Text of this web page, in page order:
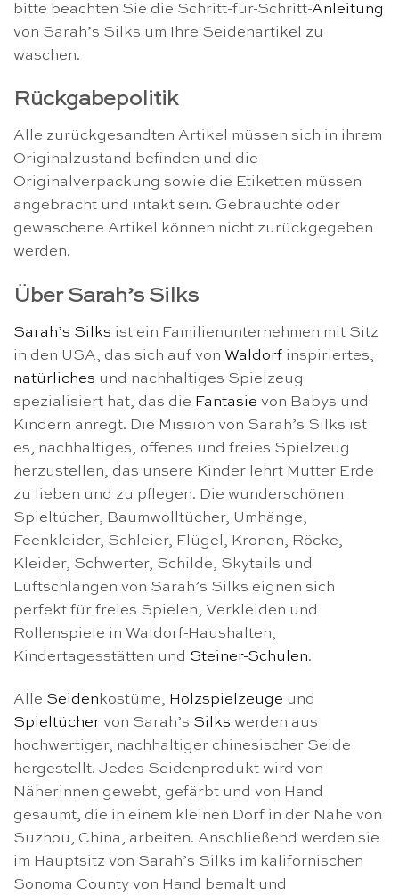
bitte beachten Sie die Schritt-für-Schritt-Anleitung
von Sarah’s Silks um Ihre Seidenartikel zu
waschen.
Rückgabepolitik
Alle zurückgesandten Artikel müssen sich in ihrem
Originalzustand befinden und die
Originalverpackung sowie die Etiketten müssen
angebracht und intakt sein. Gebrauchte oder
gewaschene Artikel können nicht zurückgegeben
werden.
Über Sarah’s Silks
Sarah’s Silks ist ein Familienunternehmen mit Sitz
in den USA, das sich auf von Waldorf inspiriertes,
natürliches und nachhaltiges Spielzeug
spezialisiert hat, das die Fantasie von Babys und
Kindern anregt. Die Mission von Sarah’s Silks ist
es, nachhaltiges, offenes und freies Spielzeug
herzustellen, das unsere Kinder lehrt Mutter Erde
zu lieben und zu pflegen. Die wunderschönen
Spieltücher, Baumwolltücher, Umhänge,
Feenkleider, Schleier, Flügel, Kronen, Röcke,
Kleider, Schwerter, Schilde, Skytails und
Luftschlangen von Sarah’s Silks eignen sich
perfekt für freies Spielen, Verkleiden und
Rollenspiele in Waldorf-Haushalten,
Kindertagesstätten und Steiner-Schulen.
Alle Seiden kostüme, Holzspielzeuge und
Spieltücher von Sarah’s Silks werden aus
hochwertiger, nachhaltiger chinesischer Seide
hergestellt. Jedes Seidenprodukt wird von
Näherinnen gewebt, gefärbt und von Hand
gesäumt, die in einem kleinen Dorf in der Nähe von
Suzhou, China, arbeiten. Anschließend werden sie
im Hauptsitz von Sarah’s Silks im kalifornischen
Sonoma County von Hand bemalt und